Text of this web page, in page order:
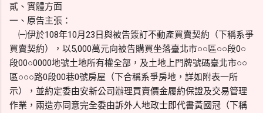
貳、實體方面
一、原告主張：
㈠伊於108年10月23日與被告簽訂不動產買賣契約（下稱系爭
買賣契約），以5,000萬元向被告購買坐落臺北市○○區○○段0○
段00○0000地號土地所有權全部，及土地上門牌號碼臺北市○○
區○○○路0段00巷0號房屋（下合稱系爭房地，詳如附表一所
示），並約定委由安新公司辦理買賣價金履約保證及交易管理
作業，兩造亦同意完全委由訴外人地政士即代書黃國冠（下稱